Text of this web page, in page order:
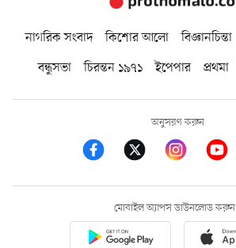
নাগরিক সংবাদ কিশোর আলো বিজ্ঞানচিন্তা
বন্ধুসভা
চিরন্তন ১৯৭১ ইপেপার প্রথমা
অনুসরণ করুন
মোবাইল অ্যাপস ডাউনলোড করুন